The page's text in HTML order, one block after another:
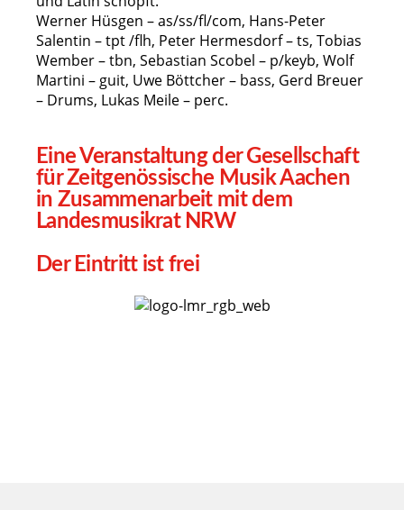
Werner Hüsgen – as/ss/fl/com, Hans-Peter
Salentin – tpt /flh, Peter Hermesdorf – ts, Tobias
Wember – tbn, Sebastian Scobel – p/keyb, Wolf
Martini – guit, Uwe Böttcher – bass, Gerd Breuer
– Drums, Lukas Meile – perc.
Eine Veranstaltung der Gesellschaft
für Zeitgenössische Musik Aachen
in Zusammenarbeit mit dem
Landesmusikrat NRW
Der Eintritt ist frei